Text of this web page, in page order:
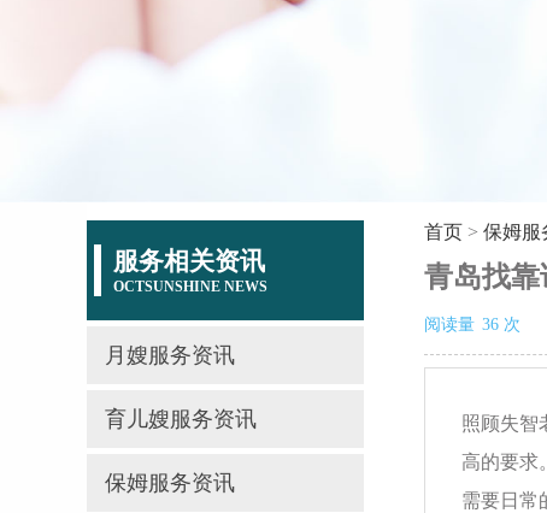
服务相关资讯
OCTSUNSHINE NEWS
月嫂服务资讯
育儿嫂服务资讯
保姆服务资讯
首页 > 保姆服
青岛找
阅读量 36 次
照顾失智
高的要求
需要日常